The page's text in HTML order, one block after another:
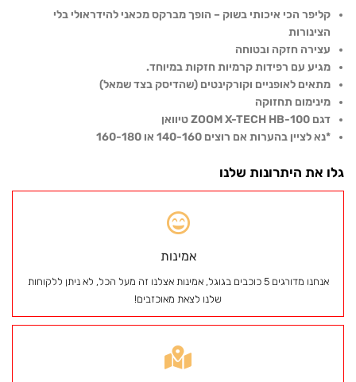
קליפר הכי איכותי בשוק – הופך מברקס מכאני להידראולי בלי
הצינורות
עצירה חזקה ובטוחה
מגיע עם רפידות קרמיות חזקות במיוחד.
מתאים לאופניים וקורקינטים (שהדיסק בצד שמאל)
מינימום תחזוקה
דגם ZOOM X-TECH HB-100 טיוואן
*נא לציין בהערות אם רוצים 140-160 או 160-180
גלו את היתרונות שלנו
אמינות
אנחנו מדורגים 5 כוכבים בגוגל, אמינות אצלנו זה מעל הכל, לא ניתן ללקוחות
שלנו לצאת מאוכזבים!